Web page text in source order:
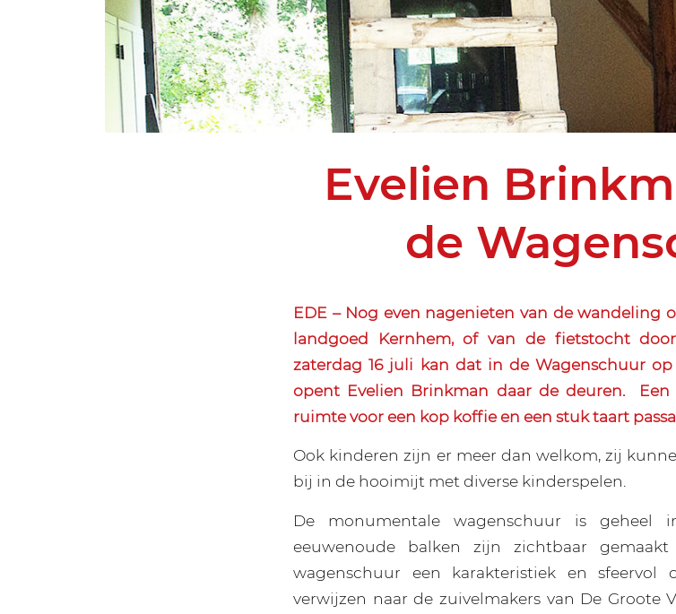
Evelien
de
EDE – Nog even nagenieten van de wandeling
landgoed Kernhem, of van de fietstocht
zaterdag 16 juli kan dat in de Wagenschuur
opent Evelien Brinkman daar de deuren.
ruimte voor een kop koffie en een stuk taart
Ook kinderen zijn er meer dan welkom, zij
bij in de hooimijt met diverse kinderspelen.
De monumentale wagenschuur is geheel
eeuwenoude balken zijn zichtbaar
wagenschuur een karakteristiek en sfeervol
verwijzen naar de zuivelmakers van De Groote